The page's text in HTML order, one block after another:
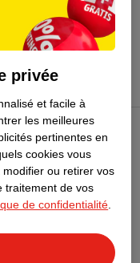
privée
et facile à
les meilleures
pertinentes en
cookies vous
ou retirer vos
traitement de vos
de confidentialité.